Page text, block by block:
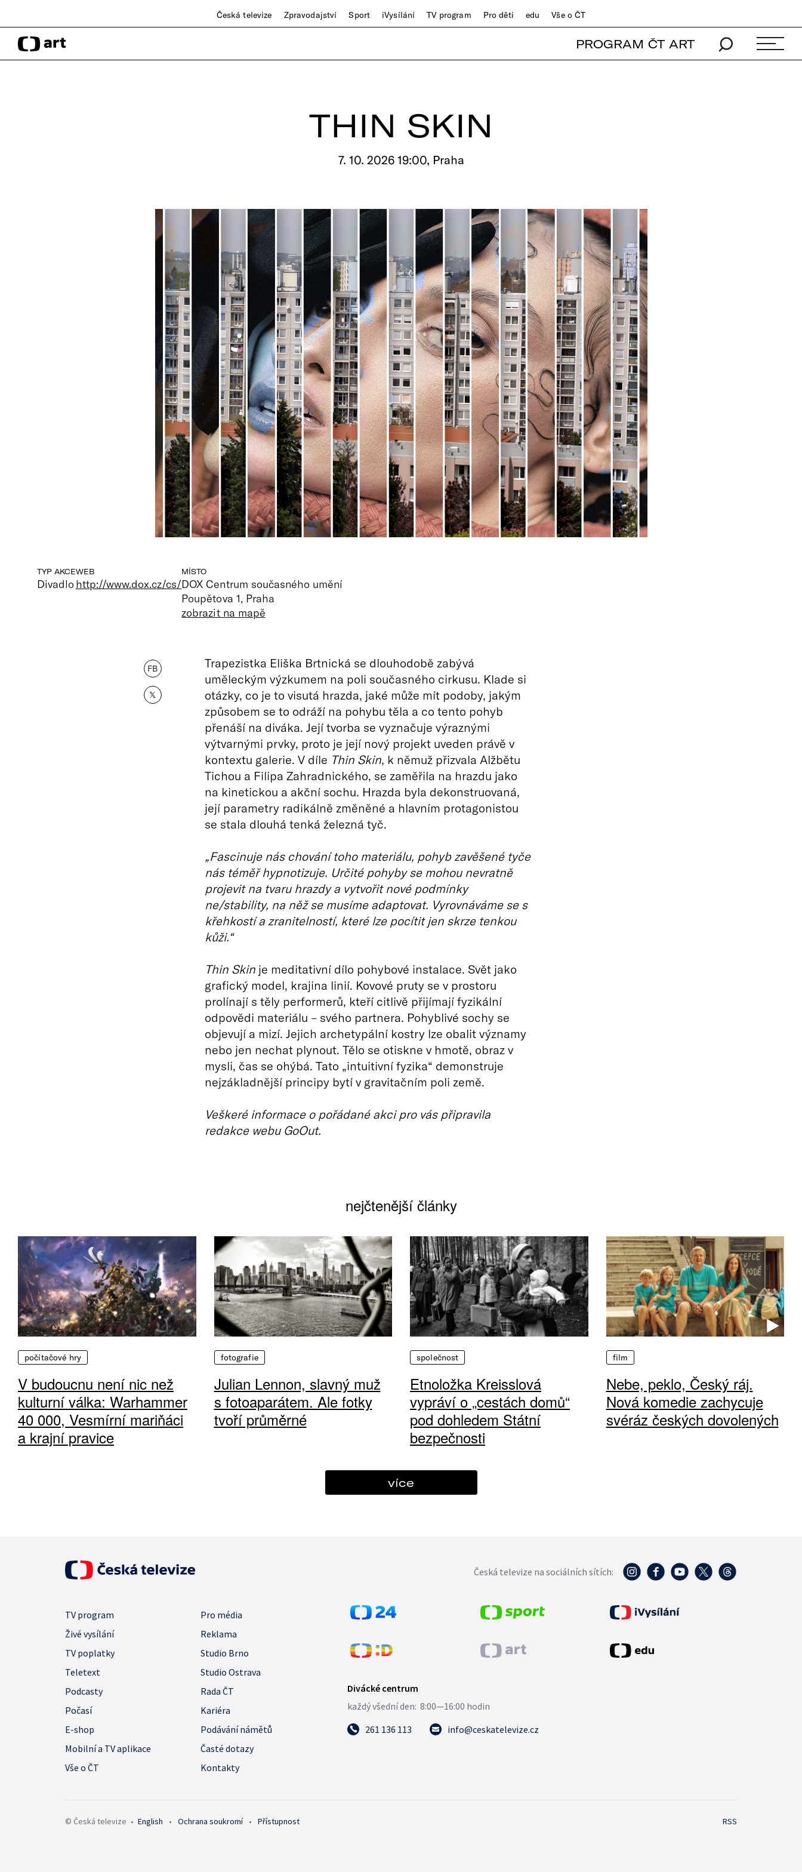
Česká televize Zpravodajství Sport iVysílání TV program Pro děti edu Vše o ČT
PROGRAM ČT ART
THIN SKIN
7. 10. 2026 19:00, Praha
TYP AKCE
Divadlo
WEB
http://www.dox.cz/cs/
MÍSTO
DOX Centrum současného umění
Poupětova 1, Praha
zobrazit na mapě
FB
𝕏
Trapezistka Eliška Brtnická se dlouhodobě zabývá
uměleckým výzkumem na poli současného cirkusu. Klade si
otázky, co je to visutá hrazda, jaké může mít podoby, jakým
způsobem se to odráží na pohybu těla a co tento pohyb
přenáší na diváka. Její tvorba se vyznačuje výraznými
výtvarnými prvky, proto je její nový projekt uveden právě v
kontextu galerie. V díle Thin Skin, k němuž přizvala Alžbětu
Tichou a Filipa Zahradnického, se zaměřila na hrazdu jako
na kinetickou a akční sochu. Hrazda byla dekonstruovaná,
její parametry radikálně změněné a hlavním protagonistou
se stala dlouhá tenká železná tyč.
„Fascinuje nás chování toho materiálu, pohyb zavěšené tyče
nás téměř hypnotizuje. Určité pohyby se mohou nevratně
projevit na tvaru hrazdy a vytvořit nové podmínky
ne/stability, na něž se musíme adaptovat. Vyrovnáváme se s
křehkostí a zranitelností, které lze pocítit jen skrze tenkou
kůži.“
Thin Skinje meditativní dílo pohybové instalace. Svět jako
grafický model, krajina linií. Kovové pruty se v prostoru
prolínají s těly performerů, kteří citlivě přijímají fyzikální
odpovědi materiálu – svého partnera. Pohyblivé sochy se
objevují a mizí. Jejich archetypální kostry lze obalit významy
nebo jen nechat plynout. Tělo se otiskne v hmotě, obraz v
mysli, čas se ohýbá. Tato „intuitivní fyzika“ demonstruje
nejzákladnější principy bytí v gravitačním poli země.
Veškeré informace o pořádané akci pro vás připravila
redakce webu GoOut.
nejčtenější články
počítačové hry
V budoucnu není nic než
kulturní válka: Warhammer
40 000, Vesmírní mariňáci
a krajní pravice
fotografie
Julian Lennon, slavný muž
s fotoaparátem. Ale fotky
tvoří průměrné
společnost
Etnoložka Kreisslová
vypráví o „cestách domů“
pod dohledem Státní
bezpečnosti
film
Nebe, peklo, Český ráj.
Nová komedie zachycuje
svéráz českých dovolených
více
Česká televize na sociálních sítích:
TV program
Pro média
Živé vysílání
Reklama
TV poplatky
Studio Brno
Teletext
Studio Ostrava
Podcasty
Rada ČT
Počasí
Kariéra
E-shop
Podávání námětů
Mobilní a TV aplikace
Časté dotazy
Vše o ČT
Kontakty
261 136 113 info@ceskatelevize.cz
© Česká televize • English • Ochrana soukromí • Přístupnost RSS